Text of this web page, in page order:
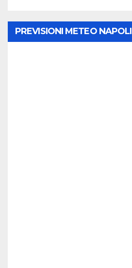
PREVISIONI METEO NAPOLI